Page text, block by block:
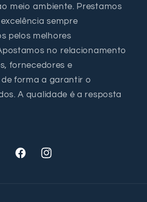
meio ambiente. Prestamos
sempre
pelos melhores
no relacionamento
fornecedores e
forma a garantir o
A qualidade é a resposta
FacebookInstagram